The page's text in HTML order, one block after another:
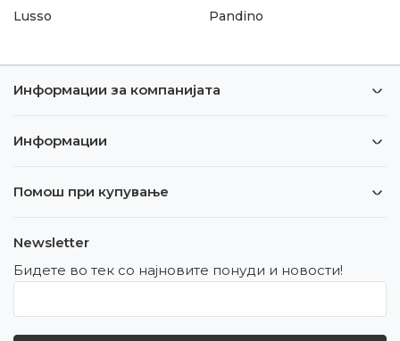
Lusso
Pandino
Информации за компанијата
Информации
Помош при купување
Newsletter
Бидете во тек со најновите понуди и новости!